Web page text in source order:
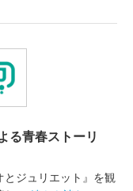
る青春ストーリ
ジュリエット』を観